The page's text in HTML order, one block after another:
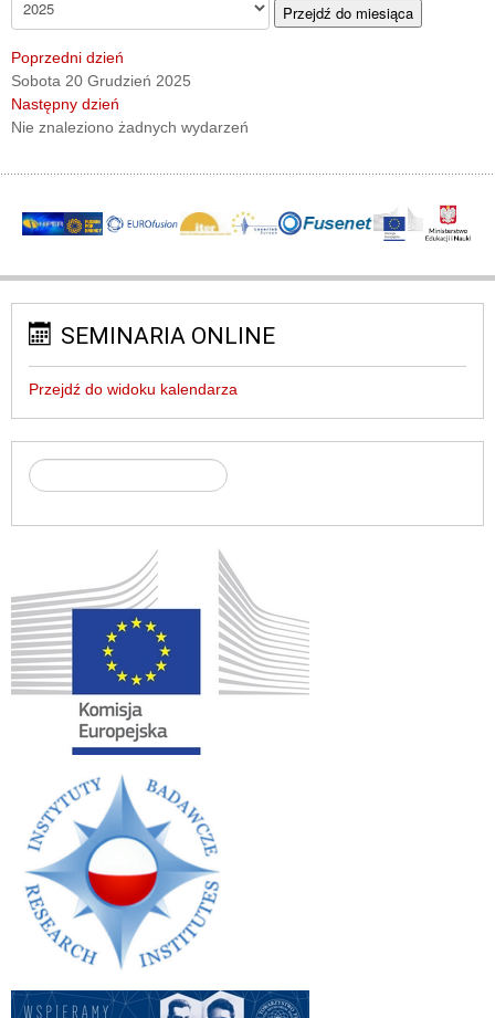
Przejdź do miesiąca
Poprzedni dzień
Sobota 20 Grudzień 2025
Następny dzień
Nie znaleziono żadnych wydarzeń
SEMINARIA ONLINE
Przejdź do widoku kalendarza